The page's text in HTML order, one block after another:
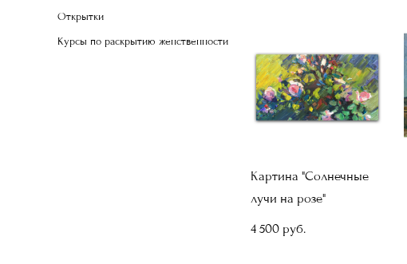
Открытки
Курсы по раскрытию женственности
Картина "Солнечные
лучи на розе"
4 500 pуб.